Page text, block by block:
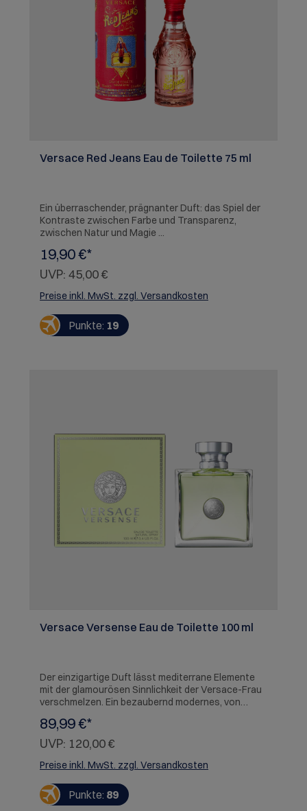
Versace Red Jeans Eau de Toilette 75 ml
Ein überraschender, prägnanter Duft: das Spiel der
Kontraste zwischen Farbe und Transparenz,
zwischen Natur und Magie ...
19,90 €*
UVP: 45,00 €
Preise inkl. MwSt. zzgl. Versandkosten
Punkte: 19
Versace Versense Eau de Toilette 100 ml
Der einzigartige Duft lässt mediterrane Elemente
mit der glamourösen Sinnlichkeit der Versace-Frau
verschmelzen. Ein bezaubernd modernes, von
und vitale Energie verströmt.
89,99 €*
UVP: 120,00 €
Preise inkl. MwSt. zzgl. Versandkosten
Punkte: 89